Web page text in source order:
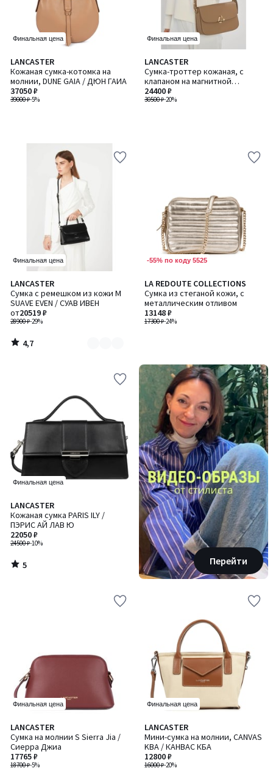
Финальная цена
LANCASTER
Кожаная сумка-котомка на
молнии, DUNE GAIA / ДЮН ГАИА
39000 ₽-5%
37050 ₽
Финальная цена
LANCASTER
Сумка-троттер кожаная, с
клапаном на магнитной
застежке, PARIS PHILOS /
ПЭРИС ФИЛОС
30500 ₽-20%
24400 ₽
Финальная цена
LANCASTER
Сумка с ремешком из кожи M
SUAVE EVEN / СУАВ ИВЕН
28900 ₽-29%
от20519 ₽
4,7
/ 5
Количество
цветов:
2
4,7
/
-55% по коду 5525
LA REDOUTE COLLECTIONS
Сумка из стеганой кожи, с
металлическим отливом
17300 ₽-24%
13148 ₽
Финальная цена
LANCASTER
Кожаная сумка PARIS ILY /
ПЭРИС АЙ ЛАВ Ю
24500 ₽-10%
22050 ₽
5
/
5
5
/
Перейти
-
Финальная цена
LANCASTER
Сумка на молнии S Sierra Jia /
Сиерра Джиа
18700 ₽-5%
17765 ₽
4,5
/ 5
Финальная цена
LANCASTER
Мини-сумка на молнии, CANVAS
KBA / КАНВАС КБА
16000 ₽-20%
12800 ₽